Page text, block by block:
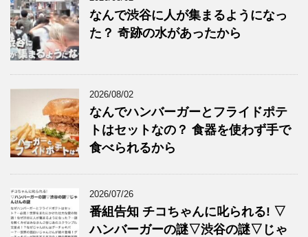
なんで渋谷に人が集まるようになっ
た？ 奇跡の水があったから
2026/08/02
なんでハンバーガーとフライドポテ
トはセットなの？ 食器を使わず手で
食べられるから
2026/07/26
番組告知 チコちゃんに叱られる! ▽
ハンバーガーの謎▽渋谷の謎▽じゃ